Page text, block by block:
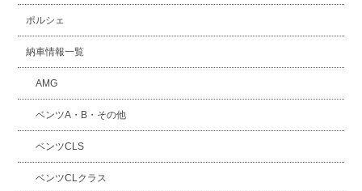
ポルシェ
納車情報一覧
AMG
ベンツA・B・その他
ベンツCLS
ベンツCLクラス